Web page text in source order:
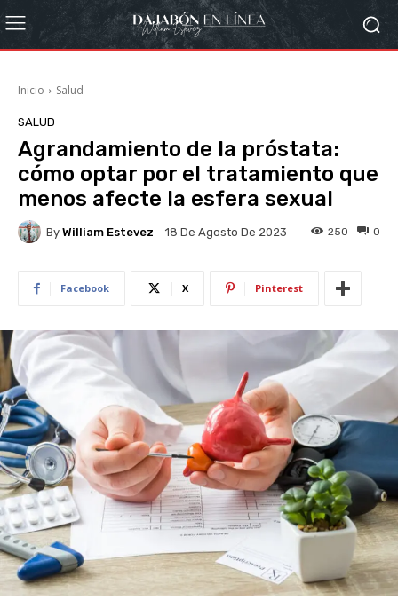
Inicio Salud
SALUD
Agrandamiento de la próstata:
cómo optar por el tratamiento que
menos afecte la esfera sexual
By William Estevez 18 De Agosto De 2023 0
250
Facebook X Pinterest